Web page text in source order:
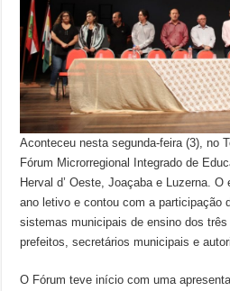
Aconteceu nesta segunda-feira (3), no
Fórum Microrregional Integrado de
Herval d’ Oeste, Joaçaba e Luzerna.
ano letivo e contou com a participação
sistemas municipais de ensino dos
prefeitos, secretários municipais e
O Fórum teve início com uma